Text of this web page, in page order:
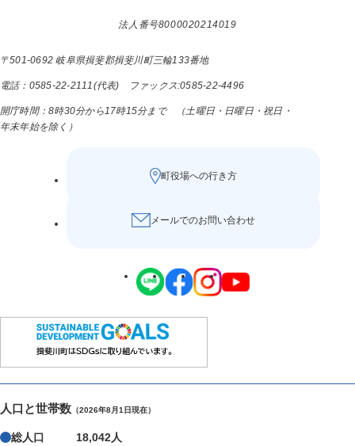
法人番号8000020214019
〒501-0692 岐阜県揖斐郡揖斐川町三輪133番地
電話：0585-22-2111(代表) ファックス:0585-22-4496
開庁時間：8時30分から17時15分まで （土曜日・日曜日・祝日・
年末年始を除く）
町役場への行き方
メールでのお問い合わせ
人口と世帯数 （2026年8月1日現在）
総人口
18,042人